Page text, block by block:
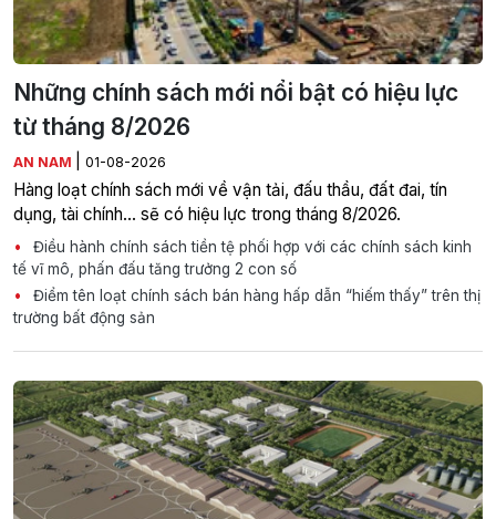
Những chính sách mới nổi bật có hiệu lực
từ tháng 8/2026
AN NAM 01-08-2026
Hàng loạt chính sách mới về vận tải, đấu thầu, đất đai, tín
dụng, tài chính... sẽ có hiệu lực trong tháng 8/2026.
Điều hành chính sách tiền tệ phối hợp với các chính sách kinh
tế vĩ mô, phấn đấu tăng trưởng 2 con số
Điểm tên loạt chính sách bán hàng hấp dẫn “hiếm thấy” trên thị
trường bất động sản